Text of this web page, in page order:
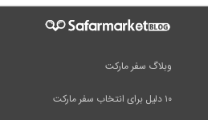
وبلاگ سفر مارکت
۱۰ دلیل برای انتخاب سفر مارکت